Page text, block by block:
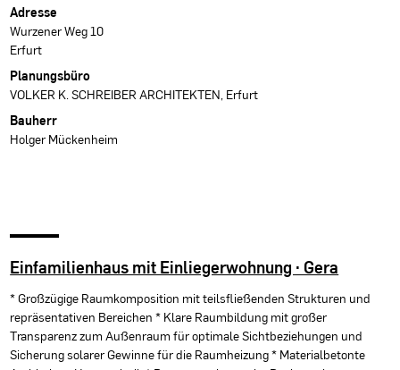
Projektdaten
Adresse
Wurzener Weg 10
Erfurt
Planungsbüro
VOLKER K. SCHREIBER ARCHITEKTEN, Erfurt
Bauherr
Holger Mückenheim
Einfamilienhaus mit Einliegerwohnung · Gera
* Großzügige Raumkomposition mit teilsfließenden Strukturen und
repräsentativen Bereichen * Klare Raumbildung mit großer
Transparenz zum Außenraum für optimale Sichtbeziehungen und
Sicherung solarer Gewinne für die Raumheizung * Materialbetonte